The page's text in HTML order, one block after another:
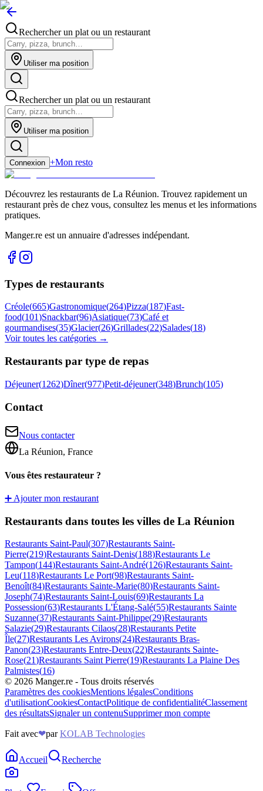
Rechercher un plat ou un restaurant
Utiliser ma position
Rechercher un plat ou un restaurant
Utiliser ma position
Connexion +Mon resto
Découvrez les restaurants de La Réunion. Trouvez rapidement un
restaurant près de chez vous, consultez les menus et les informations
pratiques.
Manger.re est un annuaire d'adresses indépendant.
Types de restaurants
Créole(665)Gastronomique(264)Pizza(187)Fast-
food(101)Snackbar(96)Asiatique(73)Café et
gourmandises(35)Glacier(26)Grillades(22)Salades(18)
Voir toutes les catégories →
Restaurants par type de repas
Déjeuner(1262)Dîner(977)Petit-déjeuner(348)Brunch(105)
Contact
Nous contacter
La Réunion, France
Vous êtes restaurateur ?
➕ Ajouter mon restaurant
Restaurants dans toutes les villes de La Réunion
Restaurants Saint-Paul(307)Restaurants Saint-
Pierre(219)Restaurants Saint-Denis(188)Restaurants Le
Tampon(144)Restaurants Saint-André(126)Restaurants Saint-
Leu(118)Restaurants Le Port(98)Restaurants Saint-
Benoît(84)Restaurants Sainte-Marie(80)Restaurants Saint-
Joseph(74)Restaurants Saint-Louis(69)Restaurants La
Possession(63)Restaurants L'Étang-Salé(55)Restaurants Sainte
Suzanne(37)Restaurants Saint-Philippe(29)Restaurants
Salazie(29)Restaurants Cilaos(28)Restaurants Petite
Île(27)Restaurants Les Avirons(24)Restaurants Bras-
Panon(23)Restaurants Entre-Deux(22)Restaurants Sainte-
Rose(21)Restaurants Saint Pierre(19)Restaurants La Plaine Des
Palmistes(16)
© 2026 Manger.re - Tous droits réservés
Paramètres des cookiesMentions légalesConditions
d'utilisationCookiesContactPolitique de confidentialitéClassement
des résultatsSignaler un contenuSupprimer mon compte
Fait avec❤par KOLAB Technologies
Accueil Recherche